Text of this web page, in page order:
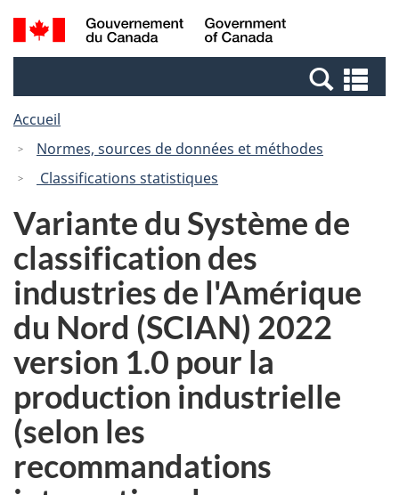
Passer
au
Passer
à
Canada
Recherche
et
et
Accueil
Normes, sources de données et méthodes
Classifications statistiques
Variante du Système de
classification des
industries de l'Amérique
du Nord (SCIAN) 2022
version 1.0 pour la
production industrielle
(selon les
recommandations